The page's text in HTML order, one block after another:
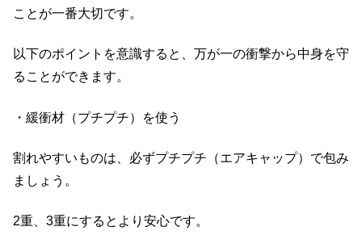
ことが一番大切です。
以下のポイントを意識すると、万が一の衝撃から中身を守
ることができます。
・緩衝材（プチプチ）を使う
割れやすいものは、必ずプチプチ（エアキャップ）で包み
ましょう。
2重、3重にするとより安心です。